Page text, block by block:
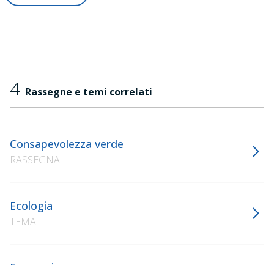
4 Rassegne e temi correlati
Consapevolezza verde
RASSEGNA
Ecologia
TEMA